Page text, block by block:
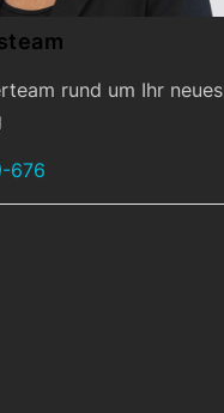
rund um Ihr neues
676